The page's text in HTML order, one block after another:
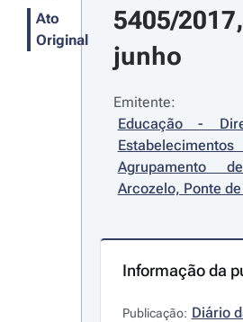
Ato
Original
5405/
junho
Emitente:
Educação -
Agrupamento
Arcozelo, Ponte
Informação da
Publicação: Diário